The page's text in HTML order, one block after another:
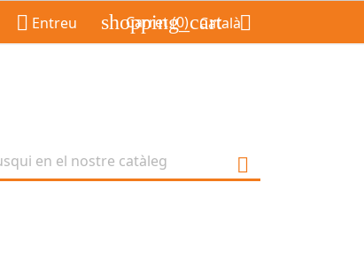
 Entreu shopping_cart
Carret(0) Català
